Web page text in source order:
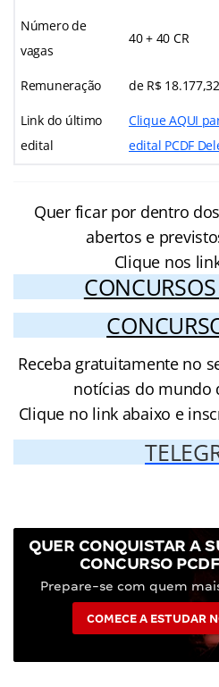
Número de
vagas
40 + 40 CR
Remuneração de R$
Link do último
edital
Clique AQUI
edital PCDF
Quer ficar por dentro
abertos e
Clique nos
Receba gratuitamente no
notícias do mundo
Clique no link abaixo e
QUER CONQUISTAR A
CONCURSO
Prepare-se com quem
COMECE A ESTUDAR